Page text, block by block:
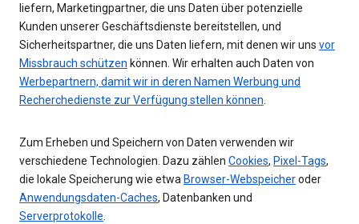
liefern, Marketingpartner, die uns Daten über potenzielle
Kunden unserer Geschäftsdienste bereitstellen, und
Sicherheitspartner, die uns Daten liefern, mit denen wir uns vor
Missbrauch schützen können. Wir erhalten auch Daten von
Werbepartnern, damit wir in deren Namen Werbung und
Recherchedienste zur Verfügung stellen können.
Zum Erheben und Speichern von Daten verwenden wir
verschiedene Technologien. Dazu zählen Cookies, Pixel-Tags,
die lokale Speicherung wie etwa Browser-Webspeicheroder
Anwendungsdaten-Caches, Datenbanken und
Serverprotokolle.